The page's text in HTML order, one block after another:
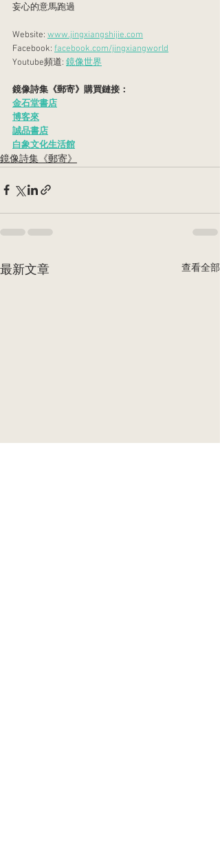
妄心的意馬跑過
Website: www.jingxiangshijie.com
Facebook: facebook.com/jingxiangworld
Youtube頻道: 鏡像世界
鏡像詩集《郵寄》購買鏈接：
金石堂書店
博客來
誠品書店
白象文化生活館
鏡像詩集《郵寄》
最新文章 查看全部